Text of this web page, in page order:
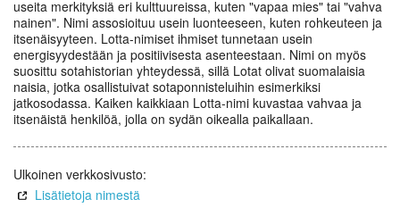
useita merkityksiä eri kulttuureissa, kuten "vapaa mies" tai "vahva
nainen". Nimi assosioituu usein luonteeseen, kuten rohkeuteen ja
itsenäisyyteen. Lotta-nimiset ihmiset tunnetaan usein
energisyydestään ja positiivisesta asenteestaan. Nimi on myös
suosittu sotahistorian yhteydessä, sillä Lotat olivat suomalaisia
naisia, jotka osallistuivat sotaponnisteluihin esimerkiksi
jatkosodassa. Kaiken kaikkiaan Lotta-nimi kuvastaa vahvaa ja
itsenäistä henkilöä, jolla on sydän oikealla paikallaan.
Ulkoinen verkkosivusto:
Lisätietoja nimestä